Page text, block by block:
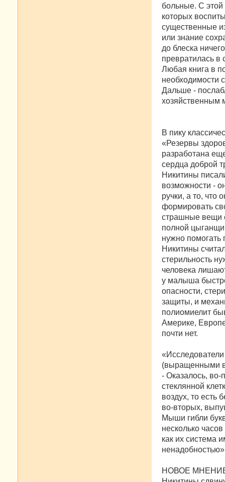
больные. С
которых
существенные
или знание
до блеска
превратилась в
Любая книга в
необходимости
Дальше -
хозяйственным
В пику
«Резервы
разработана
сер­дца доброй
Никитины
возможности -
ручки, а то, что
формировать
страшные вещи
полной
нужно помогать
Никитины
стерильность
человека
у малыша
опасности,
защиты, и
полиомиелит
Америке,
почти нет.
(выращенными в
- Оказалось, во-
стеклянной
воздух, то есть
во-вторых,
Мыши гибли
несколько
как их система
НОВОЕ